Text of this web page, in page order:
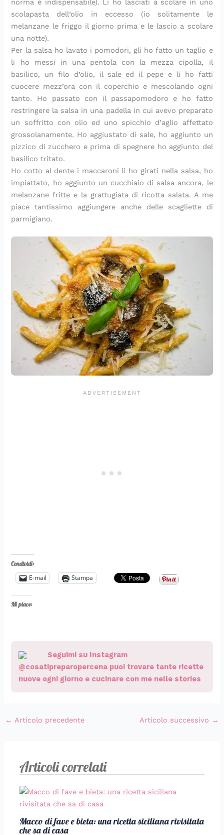
norma è indispensabile). Li ho lasciati a scolare in uno
scolapasta dell’olio in eccesso (io solitamente le
melanzane le friggo il giorno prima e le lascio a scolare
una notte).
Per la salsa ho lavato i pomodori, gli ho fatto un taglio e
li ho messi in una pentola con la mezza cipolla, il
basilico, un filo d’olio, il sale ed il pepe e li ho fatti
cuocere mezz’ora con il coperchio e mescolando ogni
tanto. Ho passato con il passapomodoro e ho fatto
restringere la salsa in una padella in cui avevo preparato
un soffritto con olio ed uno spicchio d’aglio affettato
grossolanamente. Ho aggiustato di sale, ho aggiunto un
pizzico di zucchero e prima di spegnere ho aggiunto del
basilico tritato.
Ho cotto al dente i maccaroni li ho girati nella salsa, ho
impiattato, ho aggiunto un cucchiaio di salsa ancora, le
melanzane fritte e la grattugiata di ricotta salata. A me
piace tantissimo aggiungere anche delle scagliette di
parmigiano.
Condividi:
E-mail Stampa
Mi piace:
Seguimi su Instagram
@cosatipreparopercena puoi trovare tante ricette
nuove ogni giorno e cucinare con me nelle stories
← Articolo precedente Articolo successivo →
Articoli correlati
Macco di fave e bieta: una ricetta siciliana rivisitata
che sa di casa